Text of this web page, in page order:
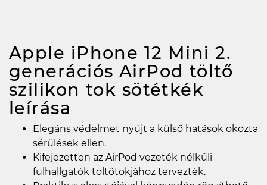
Apple iPhone 12 Mini 2.
generációs AirPod töltő
szilikon tok sötétkék
leírása
Elegáns védelmet nyújt a külső hatások okozta
sérülések ellen.
Kifejezetten az AirPod vezeték nélküli
fülhallgatók töltőtokjához tervezték.